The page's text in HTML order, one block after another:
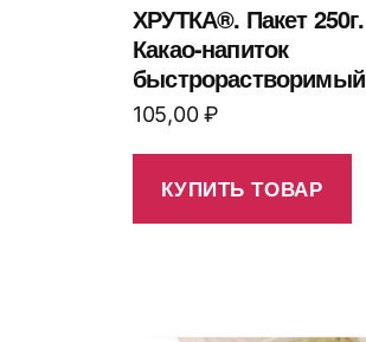
ХРУТКА®. Пакет 250г.
Какао-напиток
быстрорастворимый
105,00₽
КУПИТЬ ТОВАР